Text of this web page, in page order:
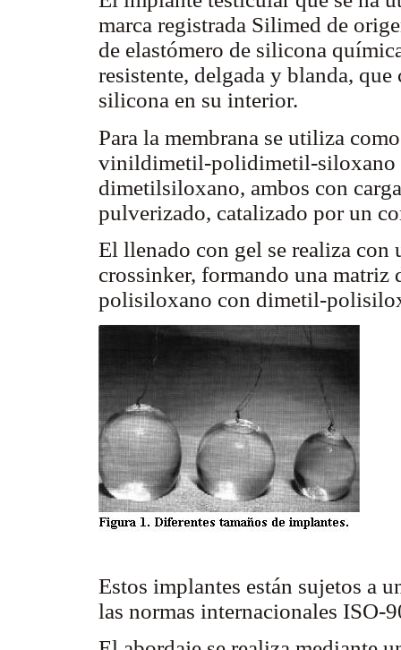
marca registrada Silimed de
de elastómero de silicona
resistente, delgada y blanda,
silicona en su interior.
Para la membrana se utiliza
vinildimetil-polidimetil-
dimetilsiloxano, ambos con
pulverizado, catalizado por un
El llenado con gel se realiza con
crossinker, formando una
polisiloxano con dimetil-
Estos implantes están sujetos a
las normas internacionales ISO-